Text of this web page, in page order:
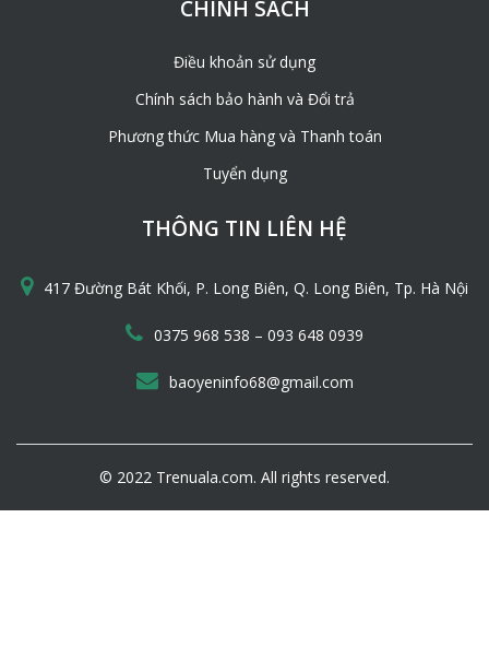
Lá Cọ già, to, đều
– Đối với tre luồng. Cây trắc, già, to thì chọn làm cột,
kèo, cây chất lượng kém hơn thì bổ làm rui, mè, nẹp. Cây
– Đối với lá. Lá nhỏ, đều thì chọn để lợp mái. Lá to, dài thì
CHÍNH SÁCH
Điều khoản sử dụng
Chính sách bảo hành và Đổi trả
Phương thức Mua hàng và Thanh toán
Tuyển dụng
THÔNG TIN LIÊN HỆ
417 Đường Bát Khối, P. Long Biên, Q. Long Biên, Tp. Hà Nội
0375 968 538 – 093 648 0939
baoyeninfo68@gmail.com
© 2022 Trenuala.com. All rights reserved.